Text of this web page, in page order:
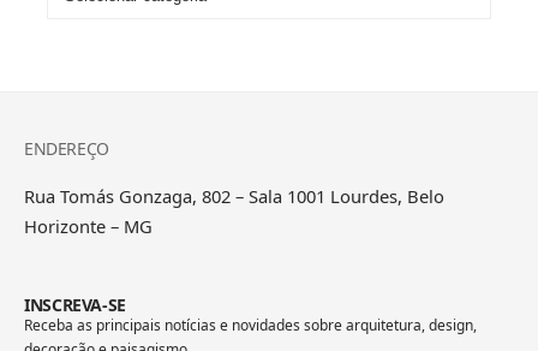
ENDEREÇO
Rua Tomás Gonzaga, 802 – Sala 1001 Lourdes, Belo
Horizonte – MG
INSCREVA-SE
Receba as principais notícias e novidades sobre arquitetura, design,